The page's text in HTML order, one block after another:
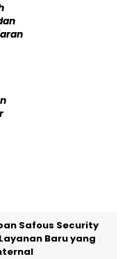
Safous Security
Baru yang